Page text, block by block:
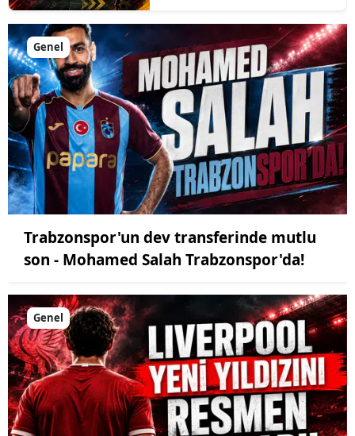
Genel
Trabzonspor'un dev transferinde mutlu
son - Mohamed Salah Trabzonspor'da!
Genel